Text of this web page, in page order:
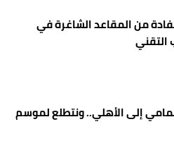
من المقاعد الشاغرة في
التقني
إلى الأهلي.. ونتطلع لموسم